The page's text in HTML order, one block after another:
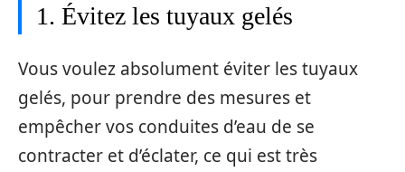
1. Évitez les tuyaux gelés
Vous voulez absolument éviter les tuyaux
gelés, pour prendre des mesures et
empêcher vos conduites d’eau de se
contracter et d’éclater, ce qui est très